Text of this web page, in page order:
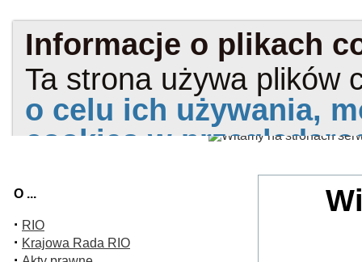
O ...
· RIO
· Krajowa Rada RIO